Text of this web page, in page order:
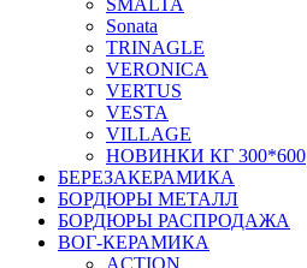
SMALTA
Sonata
TRINAGLE
VERONICA
VERTUS
VESTA
VILLAGE
НОВИНКИ КГ 300*600
БЕРЕЗАКЕРАМИКА
БОРДЮРЫ МЕТАЛЛ
БОРДЮРЫ РАСПРОДАЖА
ВОГ-КЕРАМИКА